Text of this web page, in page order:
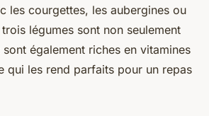
les courgettes, les aubergines ou
légumes sont non seulement
également riches en vitamines
qui les rend parfaits pour un repas